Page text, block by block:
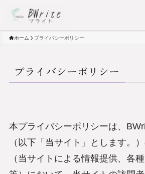
ホーム プライバシーポリシー
プライバシーポリシー
本プライバシーポリシーは、
（以下「当サイト」とします。
（当サイトによる情報提供、各